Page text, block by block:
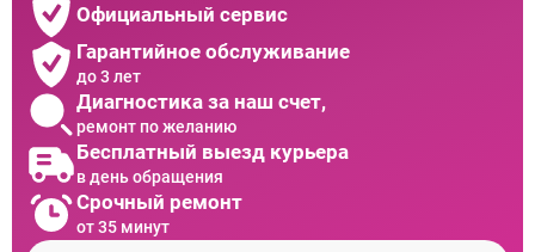
Официальный сервис
Гарантийное обслуживание
до 3 лет
Диагностика за наш счет,
ремонт по желанию
Бесплатный выезд курьера
в день обращения
Срочный ремонт
от 35 минут